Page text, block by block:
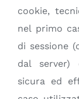
cookie,
nel primo
di sessione
dal server)
sicura ed